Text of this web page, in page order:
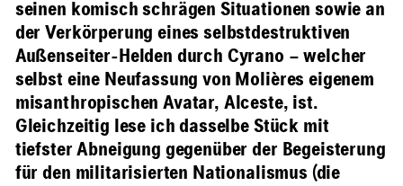
seinen komisch schrägen Situationen sowie an
der Verkörperung eines selbstdestruktiven
Außenseiter-Helden durch Cyrano – welcher
selbst eine Neufassung von Molières eigenem
misanthropischen Avatar, Alceste, ist.
Gleichzeitig lese ich dasselbe Stück mit
tiefster Abneigung gegenüber der Begeisterung
für den militarisierten Nationalismus (die